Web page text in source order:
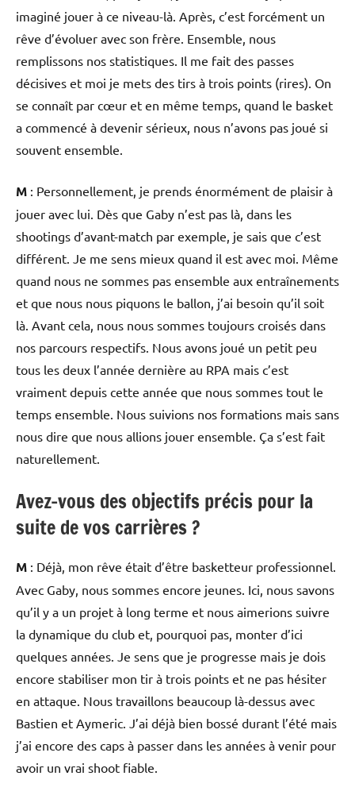
imaginé jouer à ce niveau-là. Après, c’est forcément un
rêve d’évoluer avec son frère. Ensemble, nous
remplissons nos statistiques. Il me fait des passes
décisives et moi je mets des tirs à trois points (rires). On
se connaît par cœur et en même temps, quand le basket
a commencé à devenir sérieux, nous n’avons pas joué si
souvent ensemble.
M : Personnellement, je prends énormément de plaisir à
jouer avec lui. Dès que Gaby n’est pas là, dans les
shootings d’avant-match par exemple, je sais que c’est
différent. Je me sens mieux quand il est avec moi. Même
quand nous ne sommes pas ensemble aux entraînements
et que nous nous piquons le ballon, j’ai besoin qu’il soit
là. Avant cela, nous nous sommes toujours croisés dans
nos parcours respectifs. Nous avons joué un petit peu
tous les deux l’année dernière au RPA mais c’est
vraiment depuis cette année que nous sommes tout le
temps ensemble. Nous suivions nos formations mais sans
nous dire que nous allions jouer ensemble. Ça s’est fait
naturellement.
Avez-vous des objectifs précis pour la
suite de vos carrières ?
M : Déjà, mon rêve était d’être basketteur professionnel.
Avec Gaby, nous sommes encore jeunes. Ici, nous savons
qu’il y a un projet à long terme et nous aimerions suivre
la dynamique du club et, pourquoi pas, monter d’ici
quelques années. Je sens que je progresse mais je dois
encore stabiliser mon tir à trois points et ne pas hésiter
en attaque. Nous travaillons beaucoup là-dessus avec
Bastien et Aymeric. J’ai déjà bien bossé durant l’été mais
j’ai encore des caps à passer dans les années à venir pour
avoir un vrai shoot fiable.